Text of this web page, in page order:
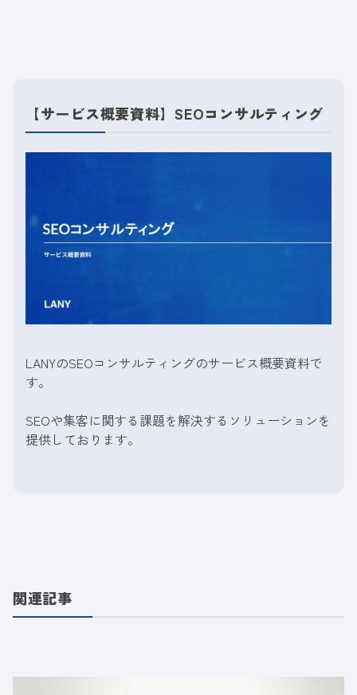
【サービス概要資料】SEOコンサルティング
LANYのSEOコンサルティングのサービス概要資料で
す。
SEOや集客に関する課題を解決するソリューションを
提供しております。
関連記事